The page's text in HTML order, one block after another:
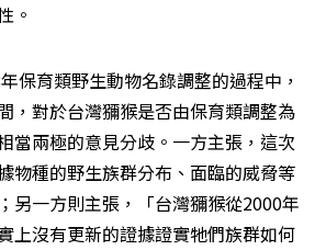
。
保育類野生動物名錄調整的過程中，
，對於台灣獼猴是否由保育類調整為
當兩極的意見分歧。一方主張，這次
物種的野生族群分布、面臨的威脅等
另一方則主張，「台灣獼猴從2000年
上沒有更新的證據證實牠們族群如何